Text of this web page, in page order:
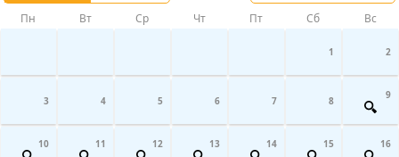
Пн Вт Ср Чт Пт Сб Вс
1 2
3 4 5 6 7 8 9
10 11 12 13 14 15 16